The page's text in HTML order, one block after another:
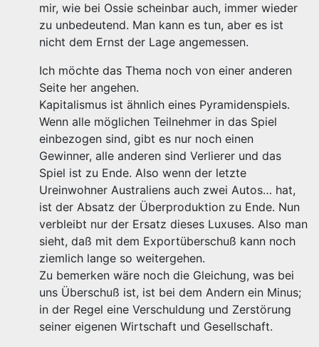
mir, wie bei Ossie scheinbar auch, immer wieder
zu unbedeutend. Man kann es tun, aber es ist
nicht dem Ernst der Lage angemessen.
Ich möchte das Thema noch von einer anderen
Seite her angehen.
Kapitalismus ist ähnlich eines Pyramidenspiels.
Wenn alle möglichen Teilnehmer in das Spiel
einbezogen sind, gibt es nur noch einen
Gewinner, alle anderen sind Verlierer und das
Spiel ist zu Ende. Also wenn der letzte
Ureinwohner Australiens auch zwei Autos… hat,
ist der Absatz der Überproduktion zu Ende. Nun
verbleibt nur der Ersatz dieses Luxuses. Also man
sieht, daß mit dem Exportüberschuß kann noch
ziemlich lange so weitergehen.
Zu bemerken wäre noch die Gleichung, was bei
uns Überschuß ist, ist bei dem Andern ein Minus;
in der Regel eine Verschuldung und Zerstörung
seiner eigenen Wirtschaft und Gesellschaft.